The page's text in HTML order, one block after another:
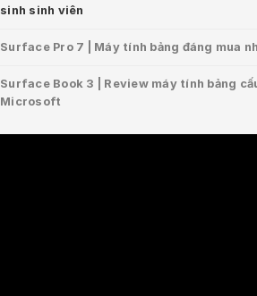
sinh sinh viên
Surface Pro 7 | Máy tính bảng đáng mua
Surface Book 3 | Review máy tính bảng
Microsoft